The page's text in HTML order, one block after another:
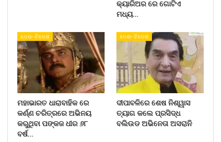
କ୍ୟାରିଅର ରେ ଗୋଟିଏ
ମଧ୍ୟ…
ଦେଶ- ବିଦେଶ
ମହାଭାରତ ଧାରାବାହିକ ରେ
କର୍ଣ୍ଣ ଚରିତ୍ରରେ ଅଭିନୟ
କରୁଥିବା ପଙ୍କଜ ଧୀର ୬୮
ବର୍ଷ…
ଦେଶ- ବିଦେଶ
ଦୀପାବଳିରେ ଶେଷ ନିଶ୍ୱାସ
ତ୍ୟାଗ କଲେ ପ୍ରସିଦ୍ଧ
ବଲିଉଡ ଅଭିନେତା ଅସରାନି